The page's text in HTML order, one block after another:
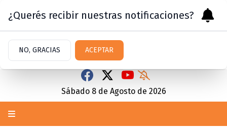
Sábado 8 de Agosto de 2026
¿Querés recibir nuestras notificaciones?
NO, GRACIAS ACEPTAR